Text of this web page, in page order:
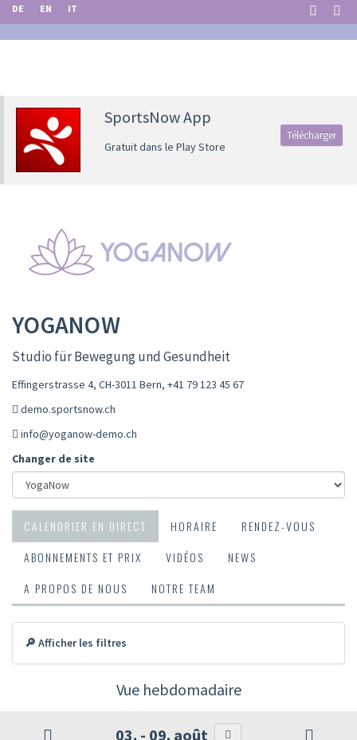
DE EN IT
SportsNow App
Gratuit dans le Play Store
Télécharger
YOGANOW
Studio für Bewegung und Gesundheit
Effingerstrasse 4, CH-3011 Bern, +41 79 123 45 67
demo.sportsnow.ch
info@yoganow-demo.ch
Changer de site
CALENDRIER EN DIRECT HORAIRE
RENDEZ-VOUS
ABONNEMENTS ET PRIX
VIDÉOS
NEWS
A PROPOS DE NOUS
NOTRE TEAM
🔎 Afficher les filtres
Vue hebdomadaire
03. - 09. août